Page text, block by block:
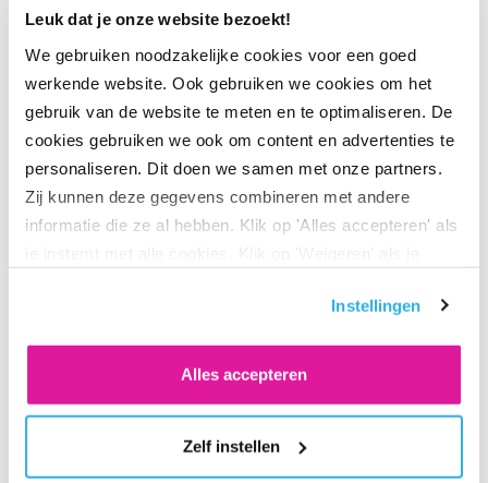
Leuk dat je onze website bezoekt!
We gebruiken noodzakelijke cookies voor een goed
werkende website. Ook gebruiken we cookies om het
gebruik van de website te meten en te optimaliseren. De
cookies gebruiken we ook om content en advertenties te
personaliseren. Dit doen we samen met onze partners.
Zij kunnen deze gegevens combineren met andere
informatie die ze al hebben. Klik op 'Alles accepteren' als
vind je meer informatie. Je kunt altijd je toestemming
Instellingen
Alles accepteren
Zelf instellen
actief in de collectieve pensioenmarkt. BeFrank biedt een
duidelijk pensioen, heldere communicatie, online
dienstverlening en lage kosten. Zij is de eerste
premiepensioeninstelling (PPI) van Nederland en maakt
onderdeel uit van de Delta Lloyd groep. Klanten van
BeFrank variëren van het MKB tot beursgenoteerde
internationale ondernemingen.